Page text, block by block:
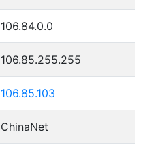
106.84.0.0
106.85.255.255
106.85.103
ChinaNet